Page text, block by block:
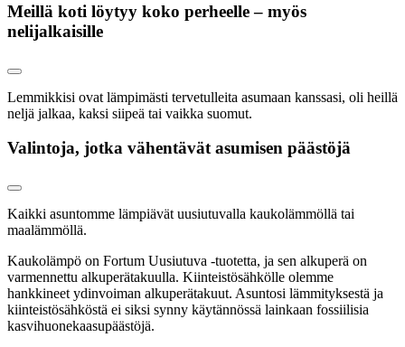
Meillä koti löytyy koko perheelle – myös
nelijalkaisille
Lemmikkisi ovat lämpimästi tervetulleita asumaan kanssasi, oli heillä
neljä jalkaa, kaksi siipeä tai vaikka suomut.
Valintoja, jotka vähentävät asumisen päästöjä
Kaikki asuntomme lämpiävät uusiutuvalla kaukolämmöllä tai
maalämmöllä.
Kaukolämpö on Fortum Uusiutuva -tuotetta, ja sen alkuperä on
varmennettu alkuperätakuulla. Kiinteistösähkölle olemme
hankkineet ydinvoiman alkuperätakuut. Asuntosi lämmityksestä ja
kiinteistösähköstä ei siksi synny käytännössä lainkaan fossiilisia
kasvihuonekaasupäästöjä.